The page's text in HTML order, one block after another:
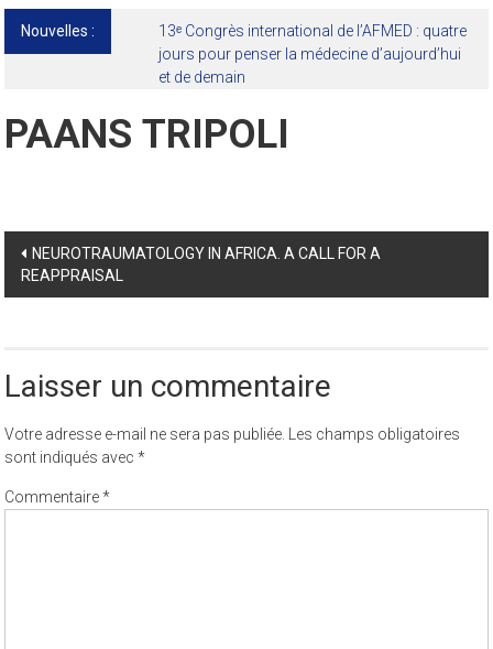
Nouvelles :
13ᵉ Congrès international de l’AFMED : quatre
jours pour penser la médecine d’aujourd’hui
et de demain
PAANS TRIPOLI
Post
navigation
NEUROTRAUMATOLOGY IN AFRICA. A CALL FOR A
REAPPRAISAL
Laisser un commentaire
Votre adresse e-mail ne sera pas publiée. Les champs obligatoires
sont indiqués avec*
Commentaire*